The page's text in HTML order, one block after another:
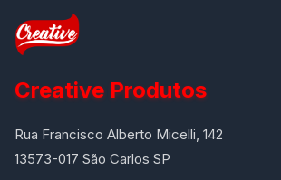
Creative Produtos
Rua Francisco Alberto Micelli, 142
13573-017 São Carlos SP